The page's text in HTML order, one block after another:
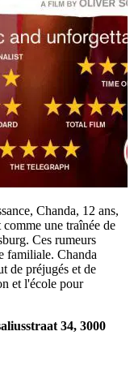
Chanda, 12 ans,
une traînée de
Ces rumeurs
familiale. Chanda
de préjugés et de
et l'école pour
34, 3000